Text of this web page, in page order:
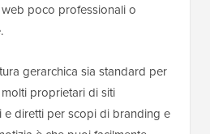
poco professionali o
gerarchica sia standard per
molti proprietari di siti
e diretti per scopi di branding e